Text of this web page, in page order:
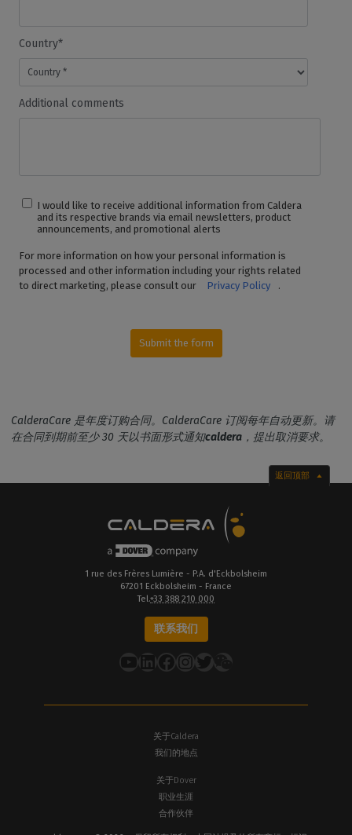
Country*
Additional comments
I would like to receive additional information from Caldera
and its respective brands via email newsletters, product
announcements, and promotional alerts
For more information on how your personal information is
processed and other information including your rights related
to direct marketing, please consult our
Privacy Policy .
Submit the form
CalderaCare 是年度订购合同。CalderaCare 订阅每年自动更新。请
在合同到期前至少 30 天以书面形式通知caldera ，提出取消要求。
返回顶部
1 rue des Frères Lumière - P.A. d'Eckbolsheim
67201 Eckbolsheim - France
Tel.+33 388 210 000
联系我们
YouTube
LinkedIn
在 Facebook 上Instagram
推特
关于Caldera
我们的地点
关于Dover
职业生涯
合作伙伴